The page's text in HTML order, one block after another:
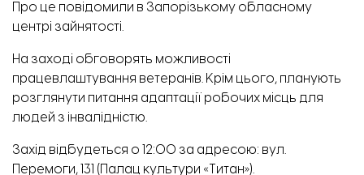
Про це повідомили в Запорізькому обласному
центрі зайнятості.
На заході обговорять можливості
працевлаштування ветеранів. Крім цього, планують
розглянути питання адаптації робочих місць для
людей з інвалідністю.
Захід відбудеться о 12:00 за адресою: вул.
Перемоги, 131 (Палац культури «Титан»).